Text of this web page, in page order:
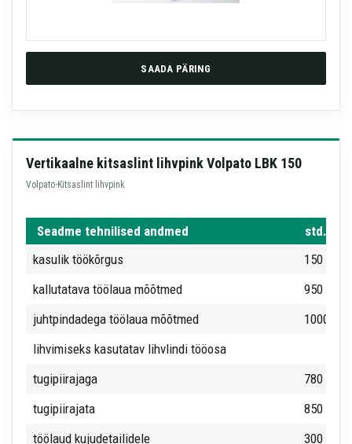
SAADA PÄRING
Vertikaalne kitsaslint lihvpink Volpato LBK 150
Volpato·Kitsaslint lihvpink
Seadme tehnilised andmed
std.
kasulik töökõrgus
150 mm
kallutatava töölaua mõõtmed
950 x
juhtpindadega töölaua mõõtmed
1000 x
lihvimiseks kasutatav lihvlindi tööosa
tugipiirajaga
780 x
tugipiirajata
850 x
töölaud kujudetailidele
300 x